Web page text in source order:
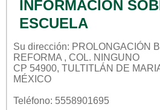
INFORMACIÓN
ESCUELA
Su dirección: PROLONGACIÓN
REFORMA , COL. NINGUNO
CP 54900, TULTITLÁN DE
MÉXICO
Teléfono: 5558901695